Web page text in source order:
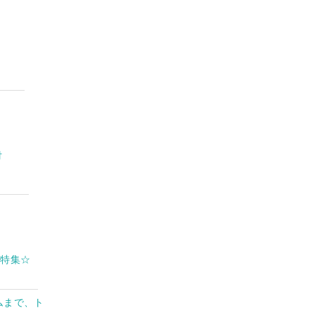
特集☆
で、ト